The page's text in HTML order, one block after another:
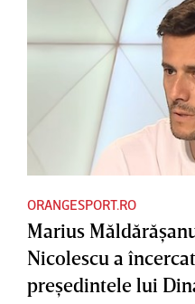
ORANGESPORT.RO
Marius
Nicolescu a
preşedintele lui